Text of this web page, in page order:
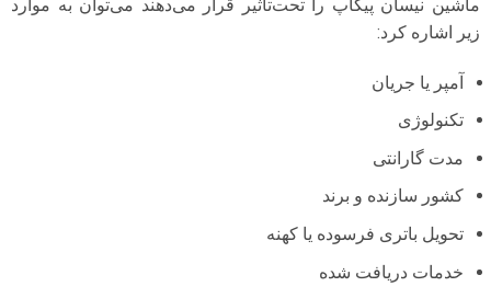
ماشین نیسان پیکاپ را تحت‌تاثیر قرار می‌دهند می‌توان به موارد
زیر اشاره کرد:
آمپر یا جریان
تکنولوژی
مدت گارانتی
کشور سازنده و برند
تحویل باتری فرسوده یا کهنه
خدمات دریافت شده